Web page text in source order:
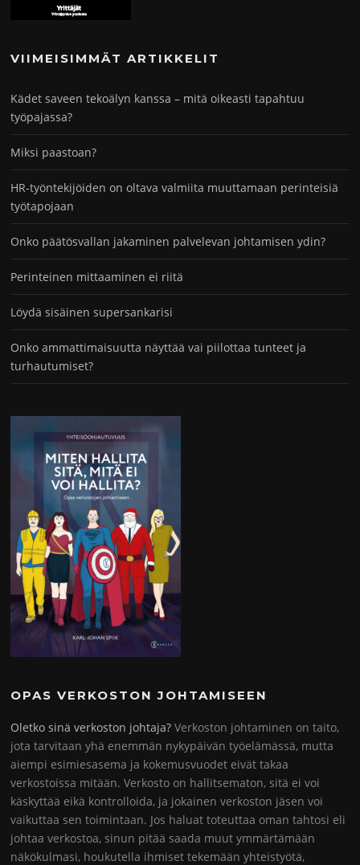
VIIMEISIMMÄT ARTIKKELIT
Kädet saveen tekoälyn kanssa – mitä oikeasti tapahtuu
työpajassa?
Miksi paastoan?
HR-työntekijöiden on oltava valmiita muuttamaan perinteisiä
työtapojaan
Onko päätösvallan jakaminen palvelevan johtamisen ydin?
Perinteinen mittaaminen ei riitä
Löydä sisäinen supersankarisi
Onko ammattimaisuutta näyttää vai piilottaa tunteet ja
turhautumiset?
OPAS VERKOSTON JOHTAMISEEN
Oletko sinä verkoston johtaja? Verkoston johtaminen on taito,
jota tarvitaan yhä enemmän nykypäivän työelämässä, mutta
aiempi esimiesasema ja kokemusvuodet eivät takaa
verkostoissa mitään. Verkosto on hallitsematon, sitä ei voi
käskyttää eikä kontrolloida, ja jokainen verkoston jäsen voi
vaikuttaa sen toimintaan. Jos haluat toteuttaa oman tahtosi eli
johtaa verkostoa, sinun pitää saada muut ymmärtämään
näkökulmasi, houkutella ihmiset tekemään yhteistyötä,